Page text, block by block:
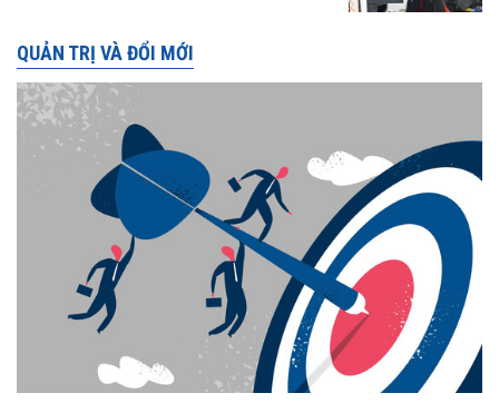
QUẢN TRỊ VÀ ĐỔI MỚI